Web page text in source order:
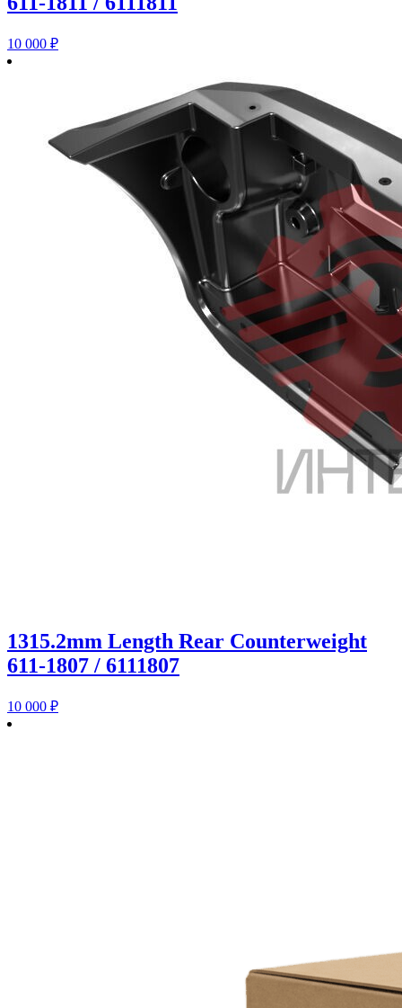
10 000 ₽
1315.2mm Length Rear Counterweight
611-1807 / 6111807
10 000 ₽